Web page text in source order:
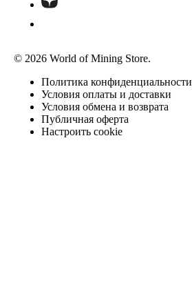
© 2026 World of Mining Store.
Политика конфиденциальности
Условия оплаты и доставки
Условия обмена и возврата
Публичная оферта
Настроить cookie